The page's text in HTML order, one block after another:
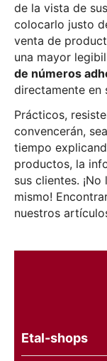
de la vista de
colocarlo justo
venta de
una mayor
de números
directamente en
Prácticos,
convencerán,
tiempo
productos, la
sus clientes.
mismo!
nuestros
Etal-shops